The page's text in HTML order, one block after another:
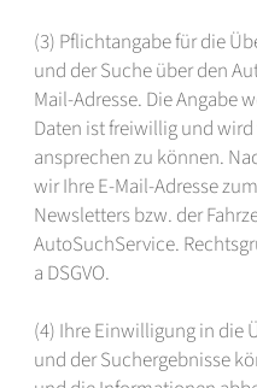
(3) Pflichtangabe für die
und der Suche über den
Mail-Adresse. Die Angabe
Daten ist freiwillig und
ansprechen zu können.
wir Ihre E-Mail-Adresse
Newsletters bzw. der
AutoSuchService.
a DSGVO.
(4) Ihre Einwilligung in die
und der Suchergebnisse